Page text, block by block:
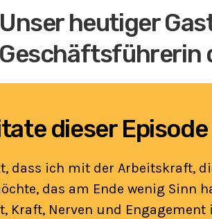
Unser heutiger
Geschäftsführerin
dieser Episode
dass ich mit der Arbeitskraft,
das am Ende wenig Sinn
Kraft, Nerven und Engagement